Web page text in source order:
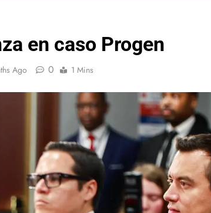
en caso Progen
Ago 0 1 Mins